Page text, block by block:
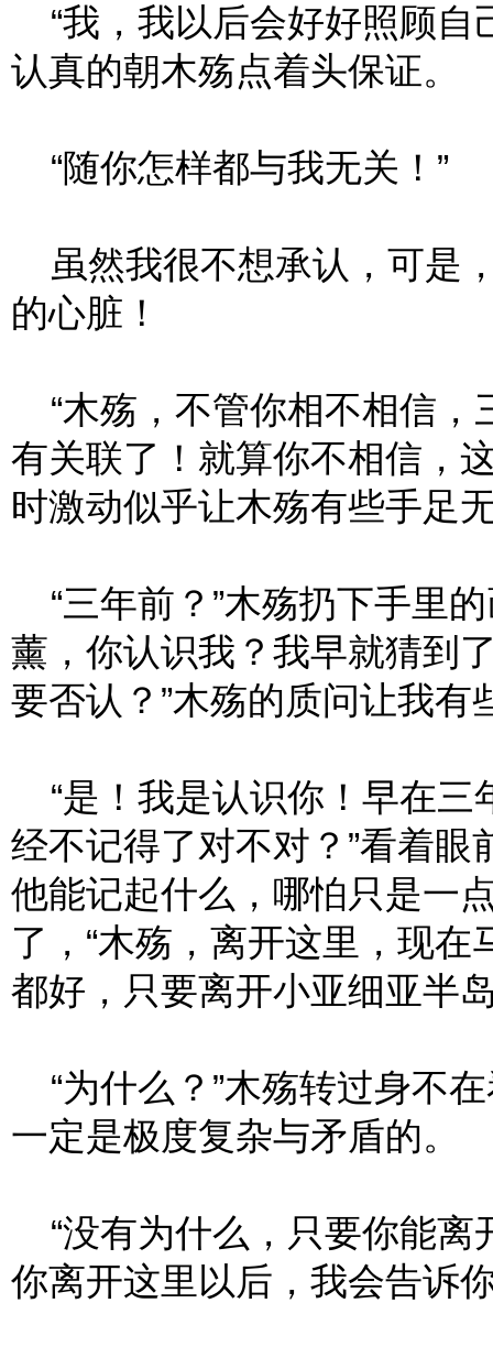
“我，我以后会好好照顾自
认真的朝木殇点着头保证。
“随你怎样都与我无关！”
虽然我很不想承认，可是
的心脏！
“木殇，不管你相不相信，
有关联了！就算你不相信，
时激动似乎让木殇有些手足
“三年前？”木殇扔下手里
薰，你认识我？我早就猜到
要否认？”木殇的质问让我有
“是！我是认识你！早在三
经不记得了对不对？”看着
他能记起什么，哪怕只是一
了，“木殇，离开这里，现
都好，只要离开小亚细亚半
“为什么？”木殇转过身不
一定是极度复杂与矛盾的。
“没有为什么，只要你能离
你离开这里以后，我会告诉